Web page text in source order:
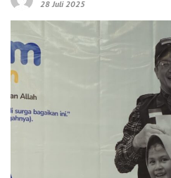
28 Juli 2025